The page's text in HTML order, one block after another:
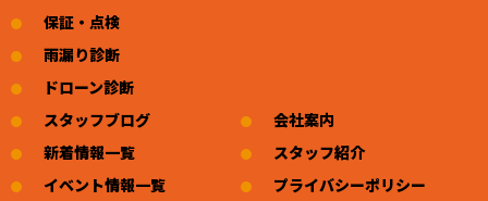
保証・点検
雨漏り診断
ドローン診断
スタッフブログ
新着情報一覧
イベント情報一覧
会社案内
スタッフ紹介
プライバシーポリシー